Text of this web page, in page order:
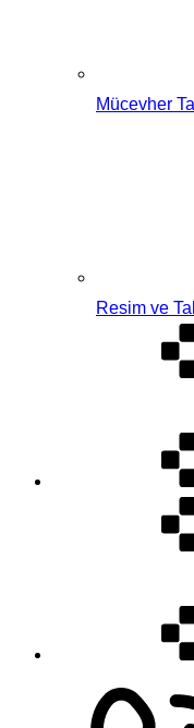
Mücevher
Resim ve